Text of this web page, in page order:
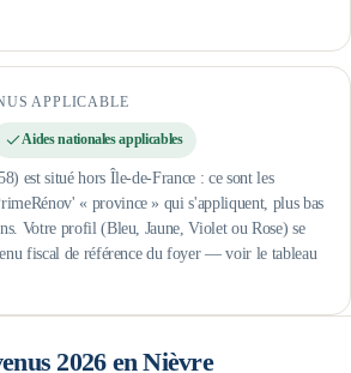
APPLICABLE
Aides nationales applicables
est situé hors Île-de-France : ce sont les
« province » qui s'appliquent, plus bas
Votre profil (Bleu, Jaune, Violet ou Rose) se
fiscal de référence du foyer — voir le tableau
2026 en Nièvre